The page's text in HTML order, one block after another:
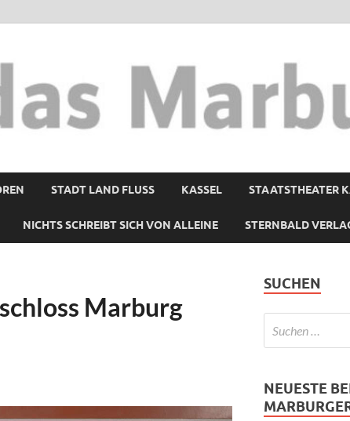
STADT LAND FLUSS KASSEL STAATSTHEATER
NICHTS SCHREIBT SICH VON ALLEINE STERNBALD
Marburg
SUCHEN
NEUESTE